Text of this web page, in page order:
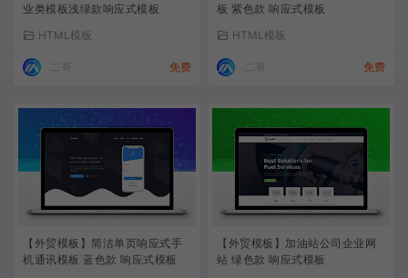
业类模板浅绿款响应式模板
HTML模板
免费
板 紫色款 响应式模板
HTML模板
免费
【外贸模板】简洁单页响应式手
机通讯模板 蓝色款 响应式模板
【外贸模板】加油站公司企业网
站 绿色款 响应式模板